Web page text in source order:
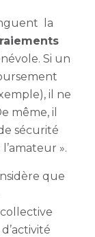
la
Si un
il ne
même, il
sécurité
».
que